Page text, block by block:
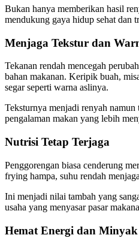
Bukan hanya memberikan hasil
mendukung gaya hidup sehat dan
Menjaga Tekstur dan
Tekanan rendah mencegah
bahan makanan. Keripik buah,
segar seperti warna aslinya.
Teksturnya menjadi renyah
pengalaman makan yang lebih
Nutrisi Tetap Terjaga
Penggorengan biasa cenderung
frying hampa, suhu rendah
Ini menjadi nilai tambah yang
usaha yang menyasar pasar
Hemat Energi dan Minyak